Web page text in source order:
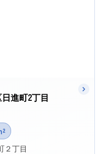
進町2丁目
２丁目